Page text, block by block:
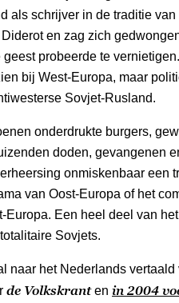
als schrijver in de traditie van
en zag zich
probeerde te
bij West-Europa, maar
Sovjet-Rusland.
onderdrukte burgers,
doden, gevangenen
onmiskenbaar een
van Oost-Europa of het
Europa. Een heel deel van
Sovjets.
naar het Nederlands vertaald
de Volkskranten in 2004